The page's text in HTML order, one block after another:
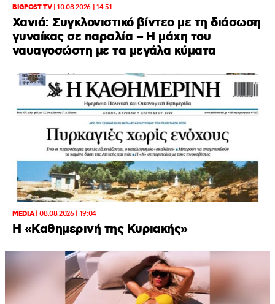
BIGPOST TV|10.08.2026 | 14:51
Χανιά: Συγκλονιστικό βίντεο με τη διάσωση
γυναίκας σε παραλία – Η μάχη του
ναυαγοσώστη με τα μεγάλα κύματα
MEDIA|08.08.2026 | 19:04
H «Καθημερινή της Κυριακής»